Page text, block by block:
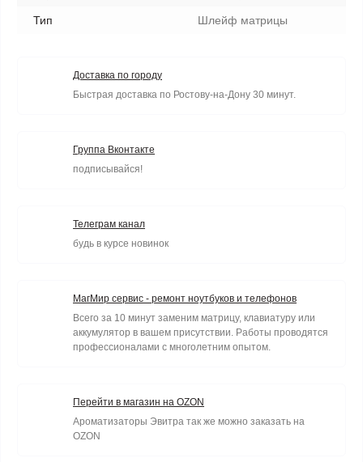
Тип Шлейф матрицы
Доставка по городу
Быстрая доставка по Ростову-на-Дону 30 минут.
Группа Вконтакте
подписывайся!
Телеграм канал
будь в курсе новинок
МагМир сервис - ремонт ноутбуков и телефонов
Всего за 10 минут заменим матрицу, клавиатуру или
аккумулятор в вашем присутствии. Работы проводятся
профессионалами с многолетним опытом.
Перейти в магазин на OZON
Ароматизаторы Эвитра так же можно заказать на
OZON